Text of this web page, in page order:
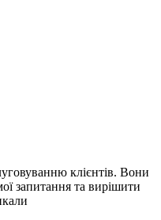
клієнтів. Вони
запитання та вирішити